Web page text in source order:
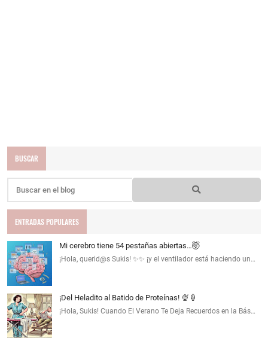
BUSCAR
ENTRADAS POPULARES
Mi cerebro tiene 54 pestañas abiertas…🤯
¡Hola, querid@s Sukis! ✨✨ ¡y el ventilador está haciendo un…
¡Del Heladito al Batido de Proteínas! 🍨🍦
¡Hola, Sukis! Cuando El Verano Te Deja Recuerdos en la Bás…